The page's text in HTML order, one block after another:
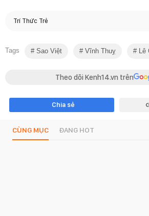
Trí Thức Trẻ
Tags Sao Việt Vĩnh Thuỵ Lê
Theo dõi Kenh14.vn trên
Chia sẻ
CÙNG MỤC ĐANG HOT